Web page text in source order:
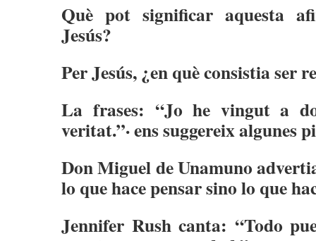
Què pot significar aquesta
Jesús?
Per Jesús, ¿en què consistia ser
La frases: “Jo he vingut a
veritat.”· ens suggereix algunes
Don Miguel de Unamuno
lo que hace pensar sino lo que
Jennifer Rush canta: “Todo